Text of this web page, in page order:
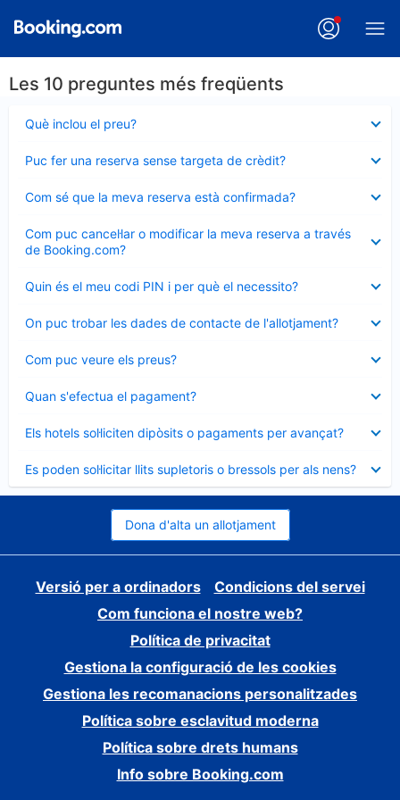
Les 10 preguntes més freqüents
Què inclou el preu?
tancat
Puc fer una reserva sense targeta de crèdit?
tancat
Com sé que la meva reserva està confirmada?
tancat
Com puc cancel·lar o modificar la meva reserva a través
de Booking.com?
tancat
Quin és el meu codi PIN i per què el necessito?
tancat
On puc trobar les dades de contacte de l'allotjament?
tancat
Com puc veure els preus?
tancat
Quan s'efectua el pagament?
tancat
Els hotels sol·liciten dipòsits o pagaments per avançat?
tancat
Es poden sol·licitar llits supletoris o bressols per als nens?
tancat
Dona d'alta un allotjament
Versió per a ordinadors
Condicions del servei
Com funciona el nostre web?
Política de privacitat
Gestiona la configuració de les cookies
Gestiona les recomanacions personalitzades
Política sobre esclavitud moderna
Política sobre drets humans
Info sobre Booking.com